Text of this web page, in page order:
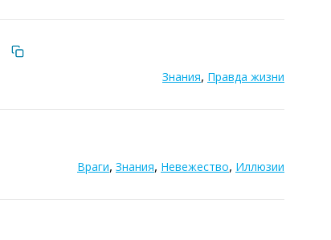
Знания, Правда жизни
Враги, Знания, Невежество, Иллюзии